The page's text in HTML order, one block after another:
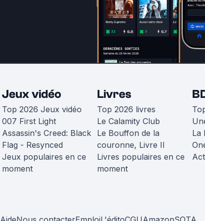
Jeux vidéo
Top 2026 Jeux vidéo
007 First Light
Assassin's Creed: Black
Flag - Resynced
Jeux populaires en ce
moment
Livres
Top 2026 livres
Le Calamity Club
Le Bouffon de la
couronne, Livre II
Livres populaires en ce
moment
La